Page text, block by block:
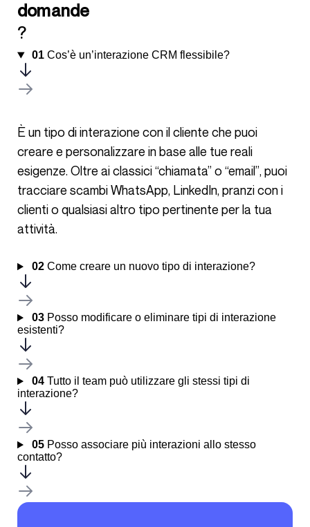
domande
?
01Cos’è un’interazione CRM flessibile?
È un tipo di interazione con il cliente che puoi
creare e personalizzare in base alle tue reali
esigenze. Oltre ai classici “chiamata” o “email”, puoi
tracciare scambi WhatsApp, LinkedIn, pranzi con i
clienti o qualsiasi altro tipo pertinente per la tua
attività.
02Come creare un nuovo tipo di interazione?
03Posso modificare o eliminare tipi di interazione
esistenti?
04Tutto il team può utilizzare gli stessi tipi di
interazione?
05Posso associare più interazioni allo stesso
contatto?